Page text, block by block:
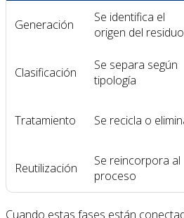
Generación
Se identifica el
origen del residuo
Clasificación
Se separa según
tipología
Tratamiento Se recicla o
Reutilización
Se reincorpora al
proceso
Cuando estas fases están